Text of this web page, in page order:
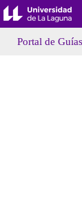
Portal de